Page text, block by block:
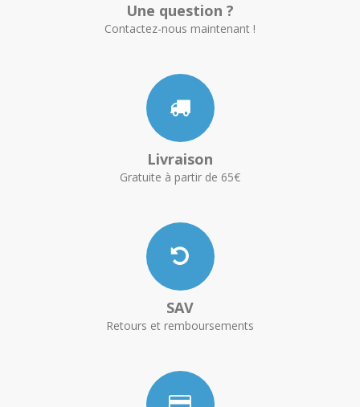
Une question ?
Contactez-nous maintenant !
Livraison
Gratuite à partir de 65€
SAV
Retours et remboursements